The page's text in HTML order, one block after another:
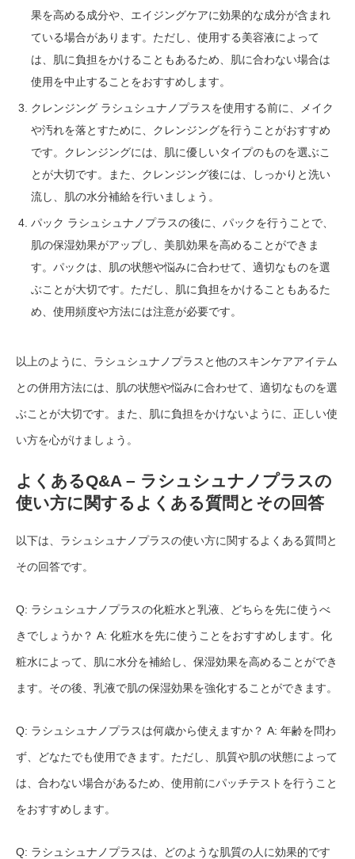
果を高める成分や、エイジングケアに効果的な成分が含まれ
ている場合があります。ただし、使用する美容液によって
は、肌に負担をかけることもあるため、肌に合わない場合は
使用を中止することをおすすめします。
クレンジング ラシュシュナノプラスを使用する前に、メイク
や汚れを落とすために、クレンジングを行うことがおすすめ
です。クレンジングには、肌に優しいタイプのものを選ぶこ
とが大切です。また、クレンジング後には、しっかりと洗い
流し、肌の水分補給を行いましょう。
パック ラシュシュナノプラスの後に、パックを行うことで、
肌の保湿効果がアップし、美肌効果を高めることができま
す。パックは、肌の状態や悩みに合わせて、適切なものを選
ぶことが大切です。ただし、肌に負担をかけることもあるた
め、使用頻度や方法には注意が必要です。
以上のように、ラシュシュナノプラスと他のスキンケアアイテム
との併用方法には、肌の状態や悩みに合わせて、適切なものを選
ぶことが大切です。また、肌に負担をかけないように、正しい使
い方を心がけましょう。
よくあるQ&A – ラシュシュナノプラスの
使い方に関するよくある質問とその回答
以下は、ラシュシュナノプラスの使い方に関するよくある質問と
その回答です。
Q: ラシュシュナノプラスの化粧水と乳液、どちらを先に使うべ
きでしょうか？ A: 化粧水を先に使うことをおすすめします。化
粧水によって、肌に水分を補給し、保湿効果を高めることができ
ます。その後、乳液で肌の保湿効果を強化することができます。
Q: ラシュシュナノプラスは何歳から使えますか？ A: 年齢を問わ
ず、どなたでも使用できます。ただし、肌質や肌の状態によって
は、合わない場合があるため、使用前にパッチテストを行うこと
をおすすめします。
Q: ラシュシュナノプラスは、どのような肌質の人に効果的です